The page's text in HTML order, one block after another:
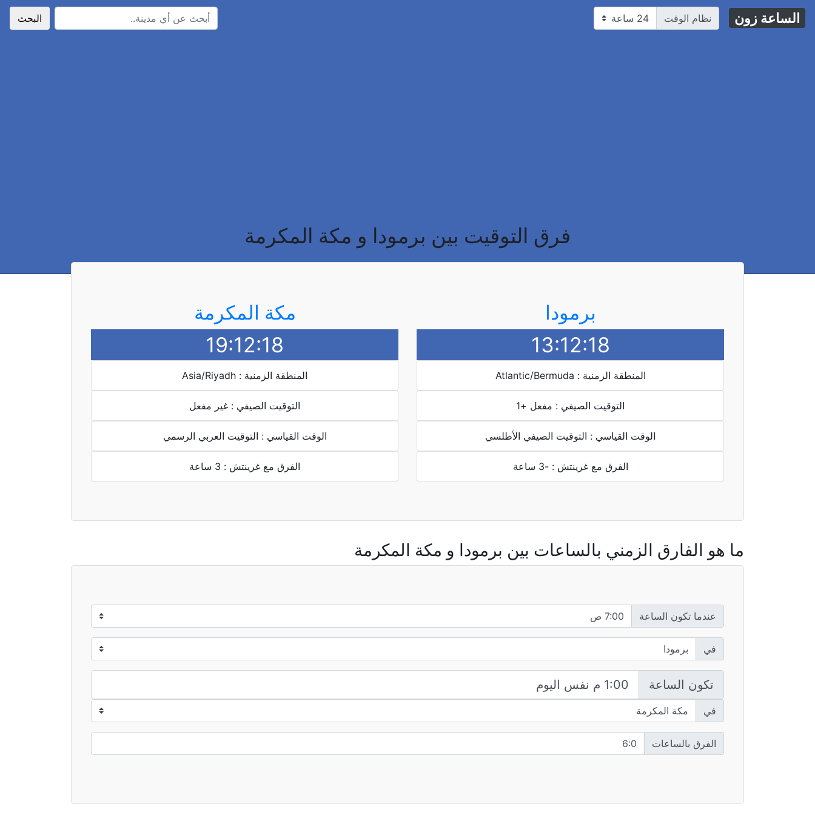
الساعة زون نظام الوقت البحث
فرق التوقيت بين برمودا و مكة المكرمة
برمودا
13:12:18
المنطقة الزمنية : Atlantic/Bermuda
التوقيت الصيفي : مفعل +1
الوقت القياسي : التوقيت الصيفي الأطلسي
الفرق مع غرينتش : -3 ساعة
مكة المكرمة
19:12:18
المنطقة الزمنية : Asia/Riyadh
التوقيت الصيفي : غير مفعل
الوقت القياسي : التوقيت العربي الرسمي
الفرق مع غرينتش : 3 ساعة
ما هو الفارق الزمني بالساعات بين برمودا و مكة المكرمة
عندما تكون الساعة
في
تكون الساعة
في
الفرق بالساعات